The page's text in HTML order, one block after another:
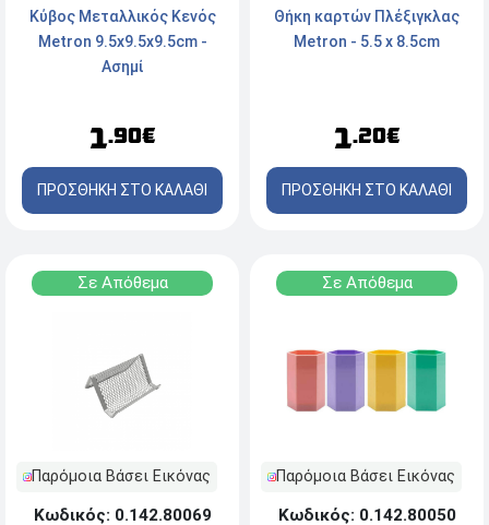
Κύβος Mεταλλικός Κενός
Μetron 9.5x9.5x9.5cm -
Ασημί
1.90€
ΠΡΟΣΘΗΚΗ ΣΤΟ ΚΑΛΑΘΙ
Θήκη καρτών Πλέξιγκλας
Metron - 5.5 x 8.5cm
1.20€
ΠΡΟΣΘΗΚΗ ΣΤΟ ΚΑΛΑΘΙ
Σε Απόθεμα
Παρόμοια Βάσει Εικόνας
Κωδικός: 0.142.80069
Σε Απόθεμα
Παρόμοια Βάσει Εικόνας
Κωδικός: 0.142.80050